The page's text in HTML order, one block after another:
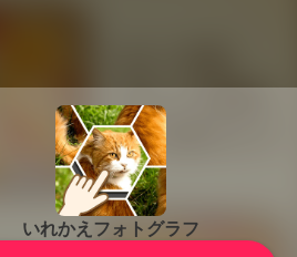
いれかえフォトグラフ